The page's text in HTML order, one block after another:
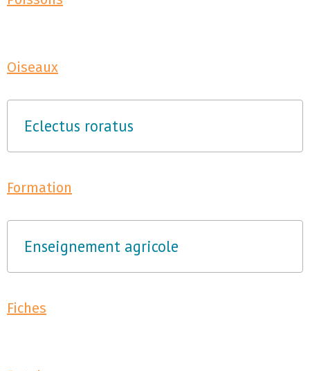
Oiseaux
Eclectus roratus
Formation
Enseignement agricole
Fiches